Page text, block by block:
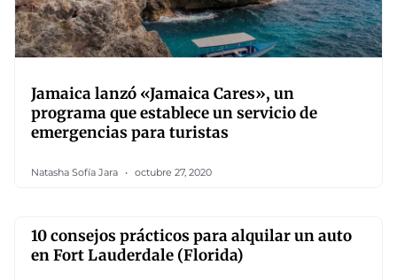
Jamaica lanzó «Jamaica Cares», un
programa que establece un servicio de
emergencias para turistas
Natasha Sofía Jara octubre 27, 2020
10 consejos prácticos para alquilar un auto
en Fort Lauderdale (Florida)